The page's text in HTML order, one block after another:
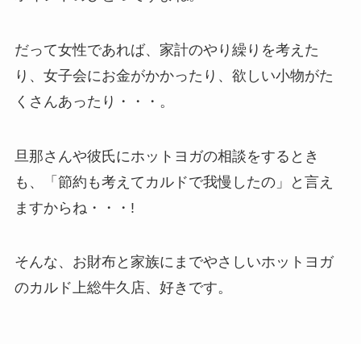
だって女性であれば、家計のやり繰りを考えた
り、女子会にお金がかかったり、欲しい小物がた
くさんあったり・・・。
旦那さんや彼氏にホットヨガの相談をするとき
も、「節約も考えてカルドで我慢したの」と言え
ますからね・・・!
そんな、お財布と家族にまでやさしいホットヨガ
のカルド上総牛久店、好きです。